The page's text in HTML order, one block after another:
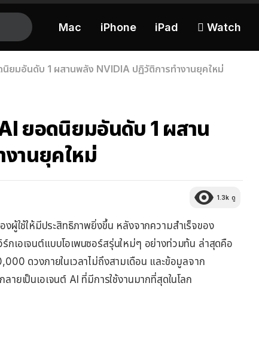
Mac iPhone iPad  Watch
ยมอันดับ 1 ผสานพลัง NVIDIA ปฏิวัติการทำงานยุคใหม่
ยอดนิยมอันดับ 1 ผสาน
านยุคใหม่
1.3k ดู
ผู้ใช้ให้มีประสิทธิภาพยิ่งขึ้น หลังจากความสำเร็จของ
กเอเจนต์แบบโอเพนซอร์สรุ่นใหม่ๆ อย่างท่วมท้น ล่าสุดคือ
ดวงภายในเวลาไม่ถึงสามเดือน และข้อมูลจาก
ยเป็นเอเจนต์ AI ที่มีการใช้งานมากที่สุดในโลก